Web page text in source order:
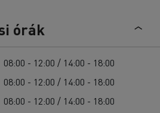
órák
08:00 - 12:00 / 14:00 - 18:00
08:00 - 12:00 / 14:00 - 18:00
08:00 - 12:00 / 14:00 - 18:00